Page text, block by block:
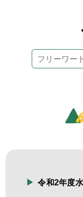
令和2年度